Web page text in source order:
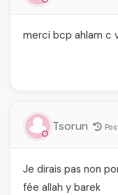
merci bcp ahlam c
Tsorun
Je dirais pas non
fée allah y barek